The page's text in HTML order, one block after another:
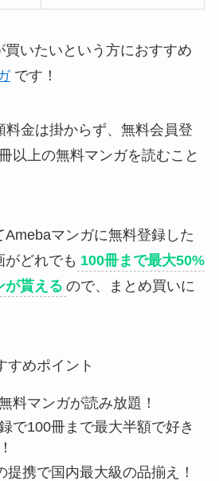
買いたいという方におすすめ
です！
料金は掛からず、無料会員登
以上の無料マンガを読むこと
Amebaマンガに無料登録した
どれでも 100冊まで最大50%
が貰える ので、まとめ買いに
すめポイント
料マンガが読み放題！
で100冊まで最大半額で好き
提携で国内最大級の品揃え！